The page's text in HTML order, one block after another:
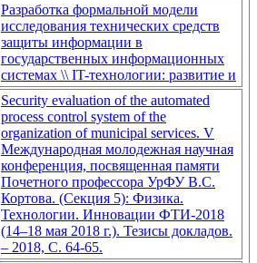
Разработка формальной модели
исследования технических средств
защиты информации в
государственных информационных
системах \\ IT-технологии: развитие и
Security evaluation of the automated
process control system of the
organization of municipal services. V
Международная молодежная научная
конференция, посвященная памяти
Почетного профессора УрФУ В.С.
Кортова. (Секция 5): Физика.
Технологии. Инновации ФТИ-2018
(14–18 мая 2018 г.). Тезисы докладов.
– 2018, С. 64-65.